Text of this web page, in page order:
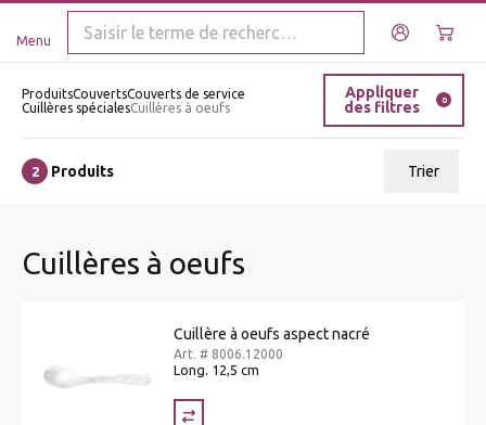
Menu
ProduitsCouvertsCouverts de service
Cuillères spécialesCuillères à oeufs
Appliquer
des filtres
0
2 Produits Trier
Nom A - Z
Cuillères à oeufs
Cuillère à oeufs aspect nacré
Art. # 8006.12000
Long. 12,5 cm